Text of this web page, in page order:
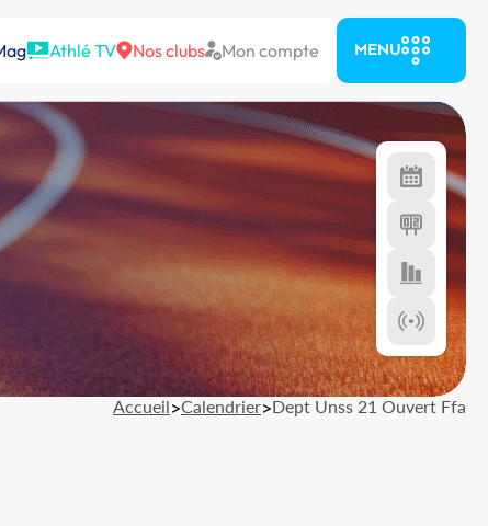
Athlé TV Nos clubs Mon compte MENU
Accueil>Calendrier>Dept Unss 21 Ouvert Ffa